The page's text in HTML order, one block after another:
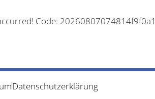
Code:
Datenschutzerklärung